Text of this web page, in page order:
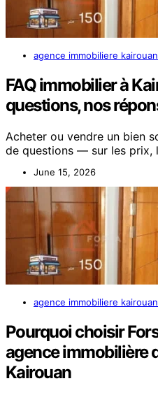
agence immobiliere kairouan
FAQ immobilier à
questions, nos
Acheter ou vendre un bien
de questions — sur les prix,
June 15, 2026
agence immobiliere kairouan
Pourquoi choisir
agence immobilière
Kairouan